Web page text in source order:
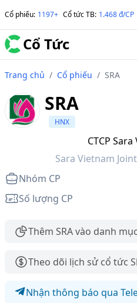
Cổ phiếu: 1197+ Cổ tức TB: 1.468 đ/CP
Cổ Tức
Trang chủ / Cổ phiếu / SRA
SRA
HNX
CTCP
Sara Vietnam
Nhóm CP
Số lượng CP
Thêm SRA vào danh mục
Theo dõi lịch sử cổ tức
Nhận thông báo qua